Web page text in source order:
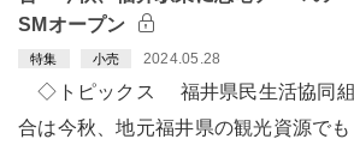
SMオープン
特集 小売 2024.05.28
◇トピックス 福井県民生活協同組
合は今秋、地元福井県の観光資源でも